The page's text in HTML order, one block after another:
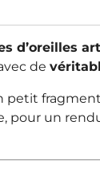
d’oreilles
de
petit
pour un